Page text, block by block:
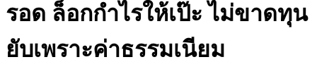
รอด ล็อกกำไรให้เป๊ะ ไม่ขาดทุน
ยับเพราะค่าธรรมเนียม